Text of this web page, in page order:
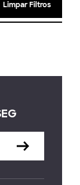
Limpar Filtros